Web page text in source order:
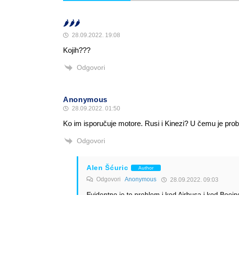
🌶️🌶️🌶️
28.09.2022. 19:08
Kojih???
Odgovori
Anonymous
28.09.2022. 01:50
Ko im isporučuje motore. Rusi i Kinezi? U čemu je
Odgovori
Alen Šćuric Author
Odgovori Anonymous 28.09.2022. 09:03
Evidentno je to problem i kod Airbusa i kod